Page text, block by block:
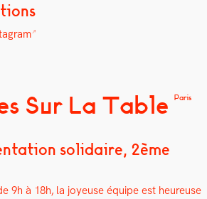
Sur La Table Paris
solidaire, 2ème
9h à 18h, la joyeuse équipe est heureuse